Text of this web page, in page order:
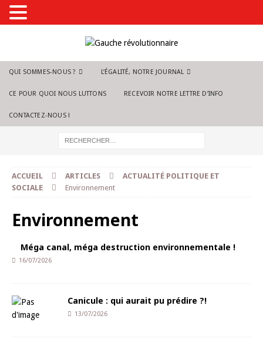
QUI SOMMES-NOUS ? L’ÉGALITÉ, NOTRE JOURNAL
CE POUR QUOI NOUS LUTTONS RECEVOIR NOTRE LETTRE D’INFO
CONTACTEZ-NOUS !
ACCUEIL ARTICLES
ACTUALITÉ POLITIQUE ET
SOCIALE
Environnement
Environnement
Méga canal, méga destruction environnementale !
16/07/2026
Canicule : qui aurait pu prédire ?!
13/07/2026